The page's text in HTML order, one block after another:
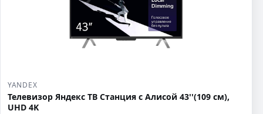
YANDEX
Телевизор Яндекс ТВ Станция с Алисой 43''(109 см),
UHD 4K